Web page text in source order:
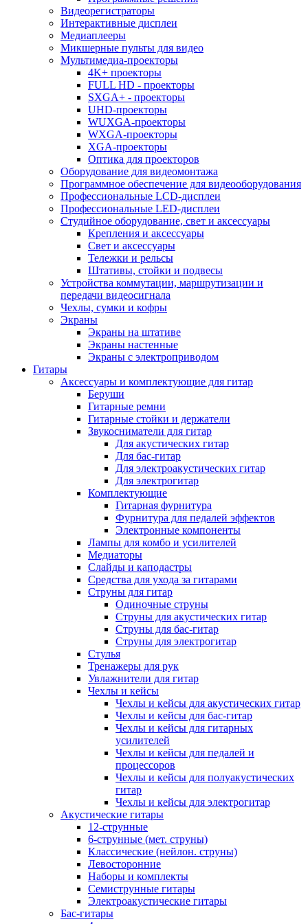
Видеорегистраторы
Интерактивные дисплеи
Медиаплееры
Микшерные пульты для видео
Мультимедиа-проекторы
4K+ проекторы
FULL HD - проекторы
SXGA+ - проекторы
UHD-проекторы
WUXGA-проекторы
WXGA-проекторы
XGA-проекторы
Оптика для проекторов
Оборудование для видеомонтажа
Программное обеспечение для видеооборудования
Профессиональные LCD-дисплеи
Профессиональные LED-дисплеи
Студийное оборудование, свет и аксессуары
Крепления и аксессуары
Свет и аксессуары
Тележки и рельсы
Штативы, стойки и подвесы
Устройства коммутации, маршрутизации и
передачи видеосигнала
Чехлы, сумки и кофры
Экраны
Экраны на штативе
Экраны настенные
Экраны с электроприводом
Гитары
Аксессуары и комплектующие для гитар
Беруши
Гитарные ремни
Гитарные стойки и держатели
Звукосниматели для гитар
Для акустических гитар
Для бас-гитар
Для электроакустических гитар
Для электрогитар
Комплектующие
Гитарная фурнитура
Фурнитура для педалей эффектов
Электронные компоненты
Лампы для комбо и усилителей
Медиаторы
Слайды и каподастры
Средства для ухода за гитарами
Струны для гитар
Одиночные струны
Струны для акустических гитар
Струны для бас-гитар
Струны для электрогитар
Стулья
Тренажеры для рук
Увлажнители для гитар
Чехлы и кейсы
Чехлы и кейсы для акустических гитар
Чехлы и кейсы для бас-гитар
Чехлы и кейсы для гитарных
усилителей
Чехлы и кейсы для педалей и
процессоров
Чехлы и кейсы для полуакустических
гитар
Чехлы и кейсы для электрогитар
Акустические гитары
12-струнные
6-струнные (мет. струны)
Классические (нейлон. струны)
Левосторонние
Наборы и комплекты
Семиструнные гитары
Электроакустические гитары
Бас-гитары